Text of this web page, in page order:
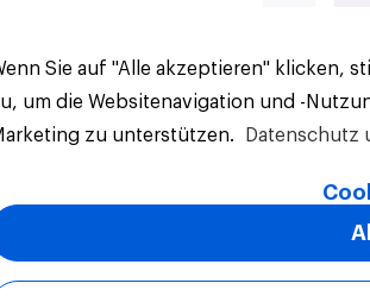
Sie auf "Alle akzeptieren" klicken,
um die Websitenavigation und -
zu unterstützen.
Datenschutz